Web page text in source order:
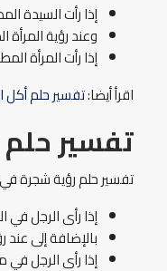
إذا رأت السيدة
وعند رؤية
إذا رأت المرأة
اقرأ أيضا:تفسير حلم أكل
تفسير حلم
تفسير حلم رؤية شجرة في
إذا رأى الرجل
بالإضافة إلى
إذا رأى الرجل